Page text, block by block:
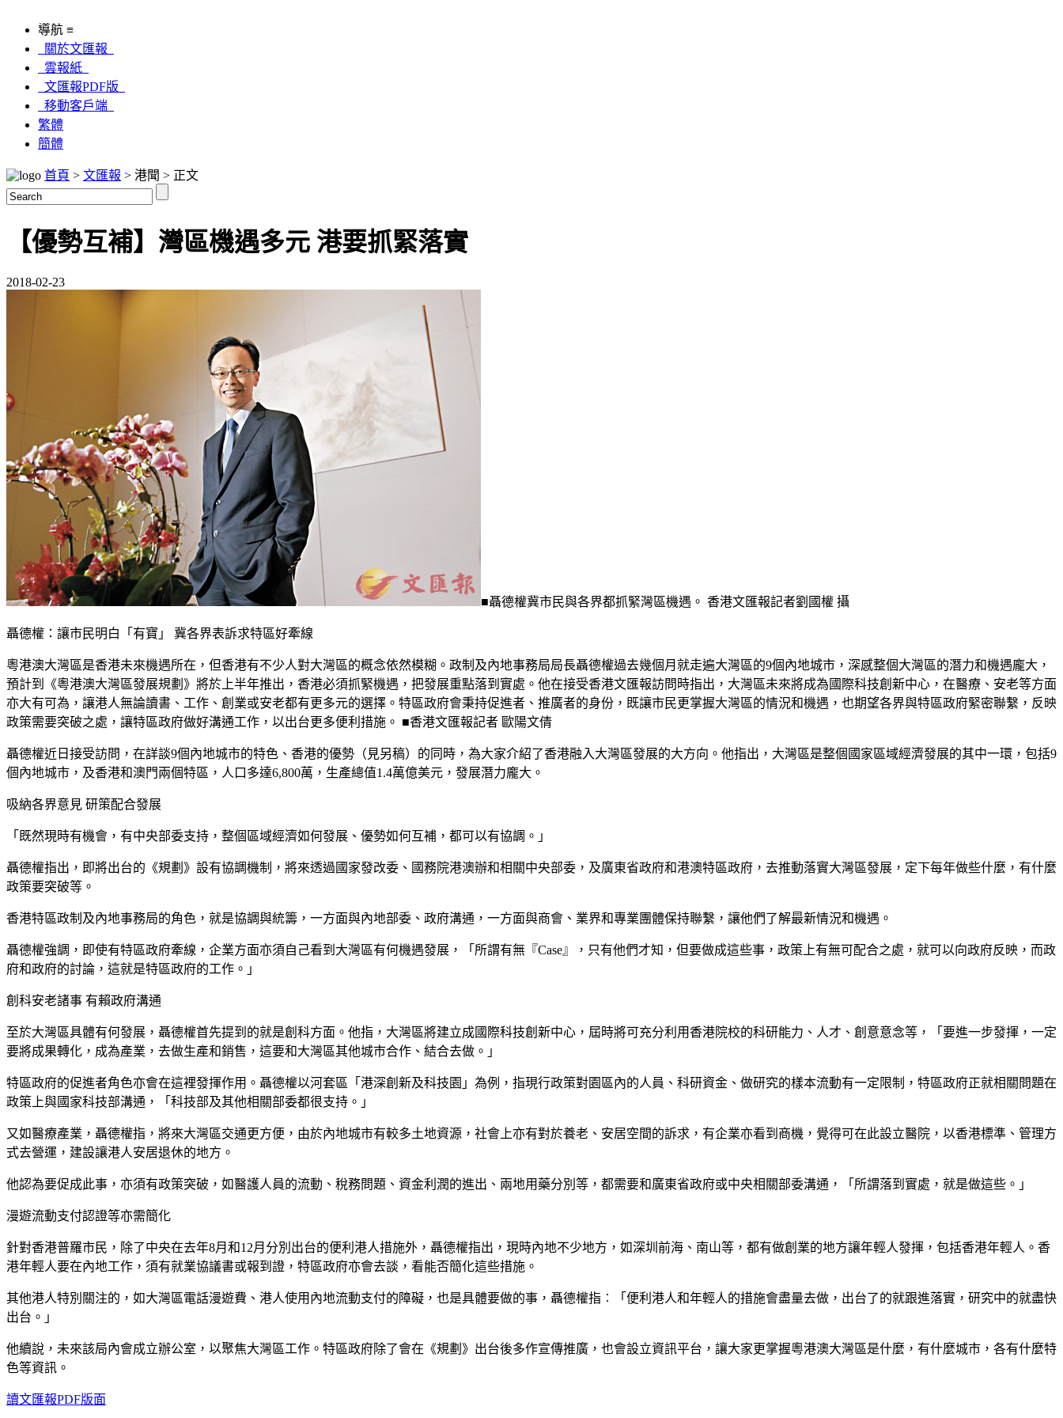
導航 ≡
關於文匯報
雲報紙
文匯報PDF版
移動客戶端
繁體
簡體
首頁 > 文匯報 > 港聞 > 正文
【優勢互補】灣區機遇多元 港要抓緊落實
2018-02-23
■聶德權冀市民與各界都抓緊灣區機遇。 香港文匯報記者劉國權 攝
聶德權：讓市民明白「有寶」 冀各界表訴求特區好牽線
粵港澳大灣區是香港未來機遇所在，但香港有不少人對大灣區的概念依然模糊。政制及內地事務局局長聶德權過去幾個月就走遍大灣區的9個內地城市，深感整個大灣區的潛力和機遇龐大，
預計到《粵港澳大灣區發展規劃》將於上半年推出，香港必須抓緊機遇，把發展重點落到實處。他在接受香港文匯報訪問時指出，大灣區未來將成為國際科技創新中心，在醫療、安老等方面
亦大有可為，讓港人無論讀書、工作、創業或安老都有更多元的選擇。特區政府會秉持促進者、推廣者的身份，既讓市民更掌握大灣區的情況和機遇，也期望各界與特區政府緊密聯繫，反映
政策需要突破之處，讓特區政府做好溝通工作，以出台更多便利措施。 ■香港文匯報記者 歐陽文倩
聶德權近日接受訪問，在詳談9個內地城市的特色、香港的優勢（見另稿）的同時，為大家介紹了香港融入大灣區發展的大方向。他指出，大灣區是整個國家區域經濟發展的其中一環，包括9
個內地城市，及香港和澳門兩個特區，人口多達6,800萬，生產總值1.4萬億美元，發展潛力龐大。
吸納各界意見 研策配合發展
「既然現時有機會，有中央部委支持，整個區域經濟如何發展、優勢如何互補，都可以有協調。」
聶德權指出，即將出台的《規劃》設有協調機制，將來透過國家發改委、國務院港澳辦和相關中央部委，及廣東省政府和港澳特區政府，去推動落實大灣區發展，定下每年做些什麼，有什麼
政策要突破等。
香港特區政制及內地事務局的角色，就是協調與統籌，一方面與內地部委、政府溝通，一方面與商會、業界和專業團體保持聯繫，讓他們了解最新情況和機遇。
聶德權強調，即使有特區政府牽線，企業方面亦須自己看到大灣區有何機遇發展，「所謂有無『Case』，只有他們才知，但要做成這些事，政策上有無可配合之處，就可以向政府反映，而政
府和政府的討論，這就是特區政府的工作。」
創科安老諸事 有賴政府溝通
至於大灣區具體有何發展，聶德權首先提到的就是創科方面。他指，大灣區將建立成國際科技創新中心，屆時將可充分利用香港院校的科研能力、人才、創意意念等，「要進一步發揮，一定
要將成果轉化，成為產業，去做生產和銷售，這要和大灣區其他城市合作、結合去做。」
特區政府的促進者角色亦會在這裡發揮作用。聶德權以河套區「港深創新及科技園」為例，指現行政策對園區內的人員、科研資金、做研究的樣本流動有一定限制，特區政府正就相關問題在
政策上與國家科技部溝通，「科技部及其他相關部委都很支持。」
又如醫療產業，聶德權指，將來大灣區交通更方便，由於內地城市有較多土地資源，社會上亦有對於養老、安居空間的訴求，有企業亦看到商機，覺得可在此設立醫院，以香港標準、管理方
式去營運，建設讓港人安居退休的地方。
他認為要促成此事，亦須有政策突破，如醫護人員的流動、稅務問題、資金利潤的進出、兩地用藥分別等，都需要和廣東省政府或中央相關部委溝通，「所謂落到實處，就是做這些。」
漫遊流動支付認證等亦需簡化
針對香港普羅市民，除了中央在去年8月和12月分別出台的便利港人措施外，聶德權指出，現時內地不少地方，如深圳前海、南山等，都有做創業的地方讓年輕人發揮，包括香港年輕人。香
港年輕人要在內地工作，須有就業協議書或報到證，特區政府亦會去談，看能否簡化這些措施。
其他港人特別關注的，如大灣區電話漫遊費、港人使用內地流動支付的障礙，也是具體要做的事，聶德權指︰「便利港人和年輕人的措施會盡量去做，出台了的就跟進落實，研究中的就盡快
出台。」
他續說，未來該局內會成立辦公室，以聚焦大灣區工作。特區政府除了會在《規劃》出台後多作宣傳推廣，也會設立資訊平台，讓大家更掌握粵港澳大灣區是什麼，有什麼城市，各有什麼特
色等資訊。
讀文匯報PDF版面